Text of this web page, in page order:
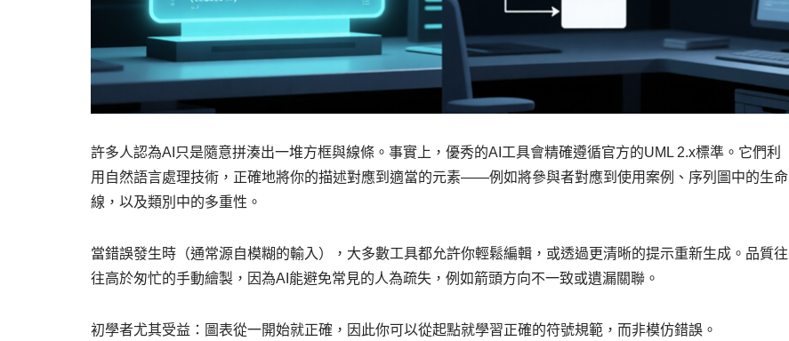
許多人認為AI只是隨意拼湊出一堆方框與線條。事實上，優秀的AI工具會精確遵循官方的UML 2.x標準。它們利
用自然語言處理技術，正確地將你的描述對應到適當的元素——例如將參與者對應到使用案例、序列圖中的生命
線，以及類別中的多重性。
當錯誤發生時（通常源自模糊的輸入），大多數工具都允許你輕鬆編輯，或透過更清晰的提示重新生成。品質往
往高於匆忙的手動繪製，因為AI能避免常見的人為疏失，例如箭頭方向不一致或遺漏關聯。
初學者尤其受益：圖表從一開始就正確，因此你可以從起點就學習正確的符號規範，而非模仿錯誤。